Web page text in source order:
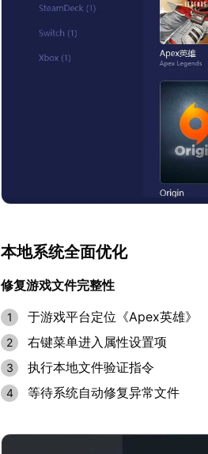
本地系统全面优化
修复游戏文件完整性
于游戏平台定位《Apex英雄》
右键菜单进入属性设置项
执行本地文件验证指令
等待系统自动修复异常文件